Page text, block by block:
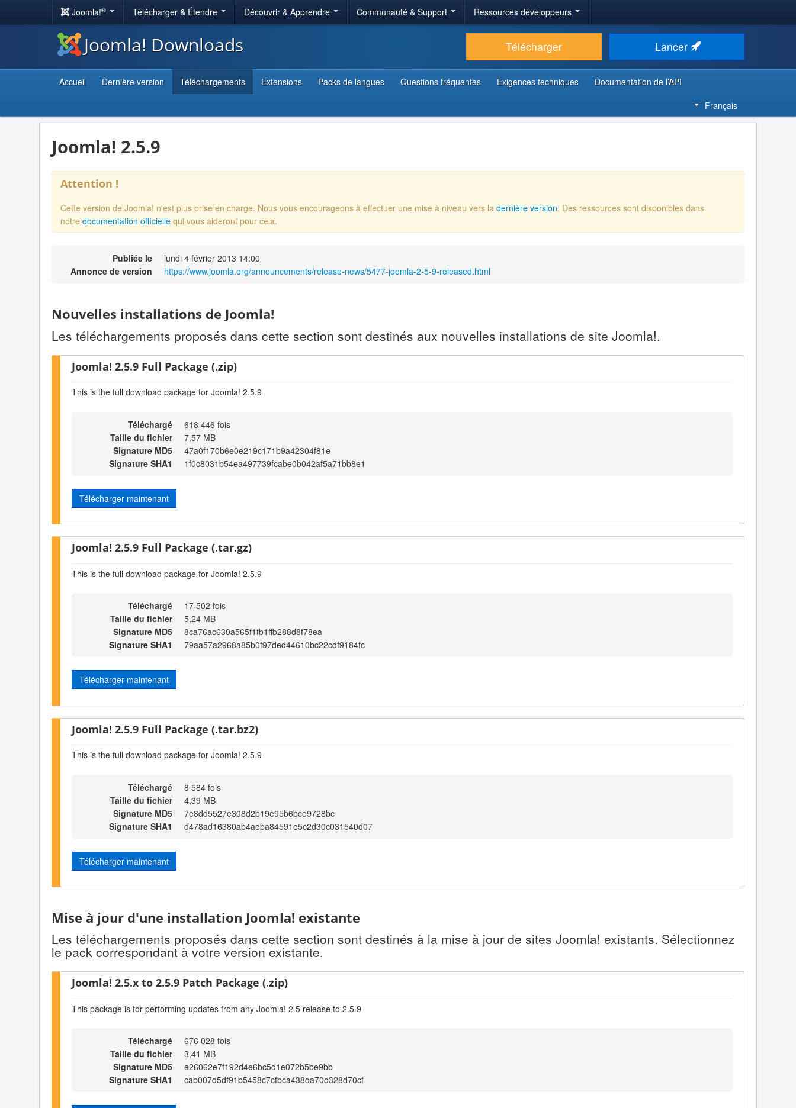
Joomla!® Télécharger & Étendre Découvrir & Apprendre Communauté & Support Ressources développeurs
Joomla! Downloads Télécharger Lancer
Accueil Dernière version Téléchargements Extensions Packs de langues Questions fréquentes Exigences techniques
Documentation de l’API
Français
Joomla! 2.5.9
Attention !
Cette version de Joomla! n'est plus prise en charge. Nous vous encourageons à effectuer une mise à niveau vers la dernière version. Des ressources sont disponibles dans
notre documentation officielle qui vous aideront pour cela.
Publiée le
lundi 4 février 2013 14:00
Annonce de version
https://www.joomla.org/announcements/release-news/5477-joomla-2-5-9-released.html
Nouvelles installations de Joomla!
Les téléchargements proposés dans cette section sont destinés aux nouvelles installations de site Joomla!.
Joomla! 2.5.9 Full Package (.zip)
This is the full download package for Joomla! 2.5.9
Téléchargé
618 446 fois
Taille du fichier
7,57 MB
Signature MD5
47a0f170b6e0e219c171b9a42304f81e
Signature SHA1
1f0c8031b54ea497739fcabe0b042af5a71bb8e1
Télécharger maintenant
Joomla! 2.5.9 Full Package (.tar.gz)
This is the full download package for Joomla! 2.5.9
Téléchargé
17 502 fois
Taille du fichier
5,24 MB
Signature MD5
8ca76ac630a565f1fb1ffb288d8f78ea
Signature SHA1
79aa57a2968a85b0f97ded44610bc22cdf9184fc
Télécharger maintenant
Joomla! 2.5.9 Full Package (.tar.bz2)
This is the full download package for Joomla! 2.5.9
Téléchargé
8 584 fois
Taille du fichier
4,39 MB
Signature MD5
7e8dd5527e308d2b19e95b6bce9728bc
Signature SHA1
d478ad16380ab4aeba84591e5c2d30c031540d07
Télécharger maintenant
Mise à jour d'une installation Joomla! existante
Les téléchargements proposés dans cette section sont destinés à la mise à jour de sites Joomla! existants. Sélectionnez
le pack correspondant à votre version existante.
Joomla! 2.5.x to 2.5.9 Patch Package (.zip)
This package is for performing updates from any Joomla! 2.5 release to 2.5.9
Téléchargé
676 028 fois
Taille du fichier
3,41 MB
Signature MD5
e26062e7f192d4e6bc5d1e072b5be9bb
Signature SHA1
cab007d5df91b5458c7cfbca438da70d328d70cf